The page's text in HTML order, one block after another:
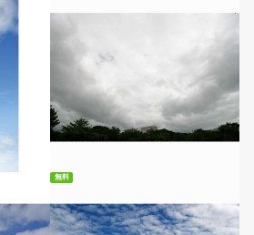
無料ダウンロード
無料